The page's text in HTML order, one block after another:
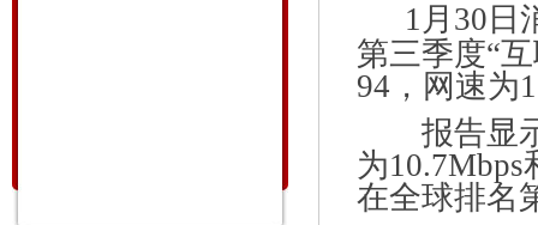
1月30日
第三季度“
94，网速为
报告显示
为
在全球排名